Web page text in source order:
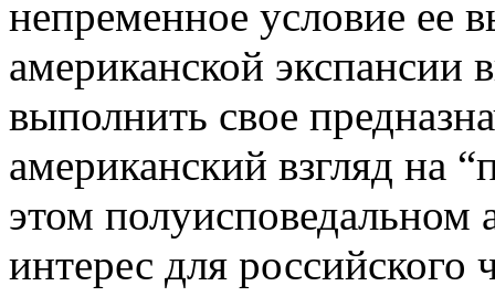
непременное условие ее
американской экспансии
выполнить свое
американский взгляд на
этом полуисповедальном
интерес для российского